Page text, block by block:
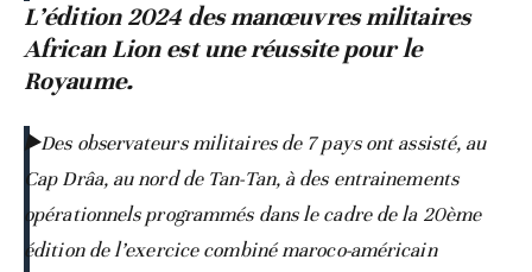
L’édition 2024 des manœuvres militaires
African Lion est une réussite pour le
Royaume.
▶️Des observateurs militaires de 7 pays ont assisté, au
Cap Drâa, au nord de Tan-Tan, à des entrainements
opérationnels programmés dans le cadre de la 20ème
édition de l’exercice combiné maroco-américain